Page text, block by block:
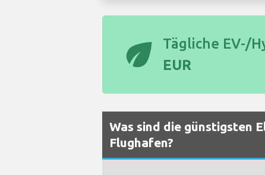
eco Tägliche EV-/
EUR
Was sind die günstigsten
Flughafen?